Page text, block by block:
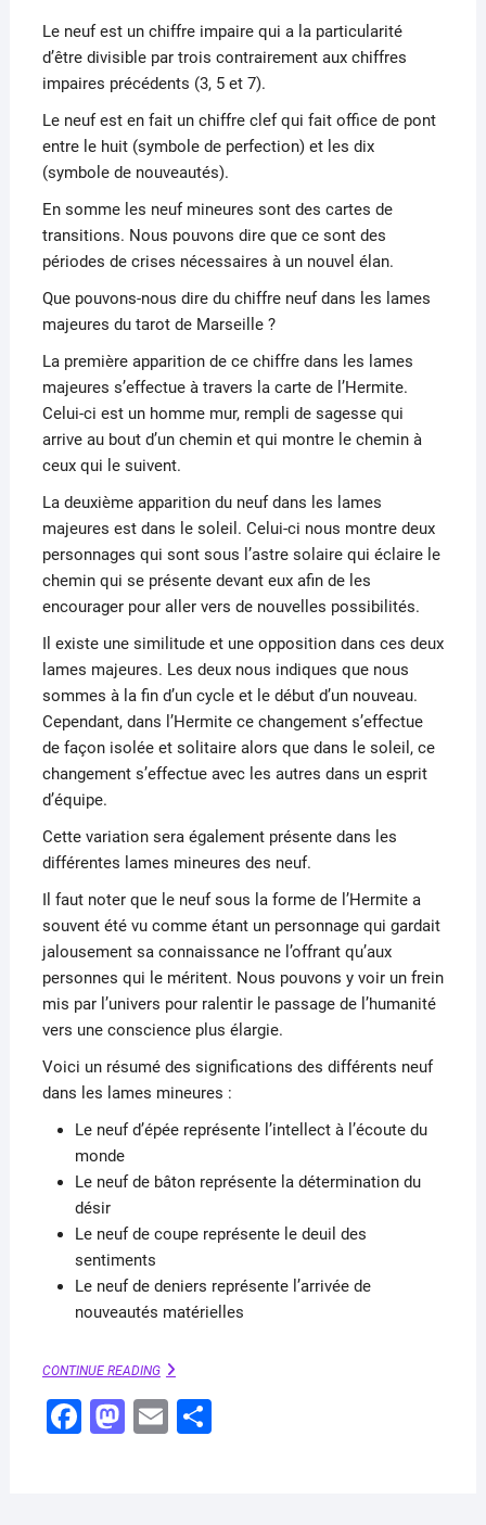
Le neuf est un chiffre impaire qui a la particularité
d’être divisible par trois contrairement aux chiffres
impaires précédents (3, 5 et 7).
Le neuf est en fait un chiffre clef qui fait office de pont
entre le huit (symbole de perfection) et les dix
(symbole de nouveautés).
En somme les neuf mineures sont des cartes de
transitions. Nous pouvons dire que ce sont des
périodes de crises nécessaires à un nouvel élan.
Que pouvons-nous dire du chiffre neuf dans les lames
majeures du tarot de Marseille ?
La première apparition de ce chiffre dans les lames
majeures s’effectue à travers la carte de l’Hermite.
Celui-ci est un homme mur, rempli de sagesse qui
arrive au bout d’un chemin et qui montre le chemin à
ceux qui le suivent.
La deuxième apparition du neuf dans les lames
majeures est dans le soleil. Celui-ci nous montre deux
personnages qui sont sous l’astre solaire qui éclaire le
chemin qui se présente devant eux afin de les
encourager pour aller vers de nouvelles possibilités.
Il existe une similitude et une opposition dans ces deux
lames majeures. Les deux nous indiques que nous
sommes à la fin d’un cycle et le début d’un nouveau.
Cependant, dans l’Hermite ce changement s’effectue
de façon isolée et solitaire alors que dans le soleil, ce
changement s’effectue avec les autres dans un esprit
d’équipe.
Cette variation sera également présente dans les
différentes lames mineures des neuf.
Il faut noter que le neuf sous la forme de l’Hermite a
souvent été vu comme étant un personnage qui gardait
jalousement sa connaissance ne l’offrant qu’aux
personnes qui le méritent. Nous pouvons y voir un frein
mis par l’univers pour ralentir le passage de l’humanité
vers une conscience plus élargie.
Voici un résumé des significations des différents neuf
dans les lames mineures :
Le neuf d’épée représente l’intellect à l’écoute du
monde
Le neuf de bâton représente la détermination du
désir
Le neuf de coupe représente le deuil des
sentiments
Le neuf de deniers représente l’arrivée de
nouveautés matérielles
CONTINUE READINGLES
:
LAMES
F M E P